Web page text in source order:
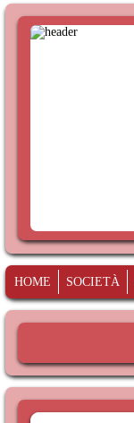
HOME SOCIETÀ